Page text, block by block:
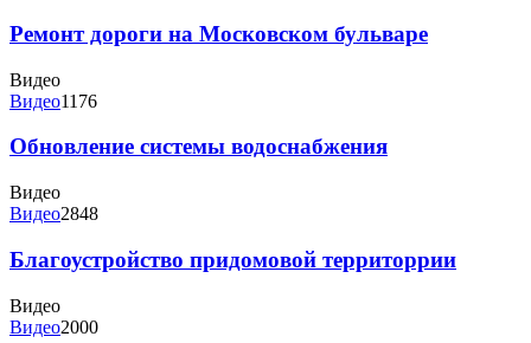
Ремонт дороги на Московском бульваре
Видео
Видео1176
Обновление системы водоснабжения
Видео
Видео2848
Благоустройство придомовой территоррии
Видео
Видео2000